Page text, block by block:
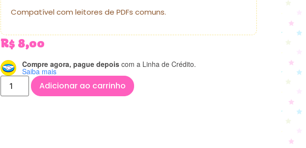
Compatível com leitores de PDFs comuns.
R$ 8,00
Compre agora, pague depois com a Linha de Crédito.
Saiba mais
Adicionar ao carrinho